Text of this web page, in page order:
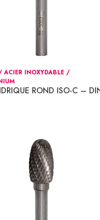
ACIER INOXYDABLE /
ROND ISO-C –